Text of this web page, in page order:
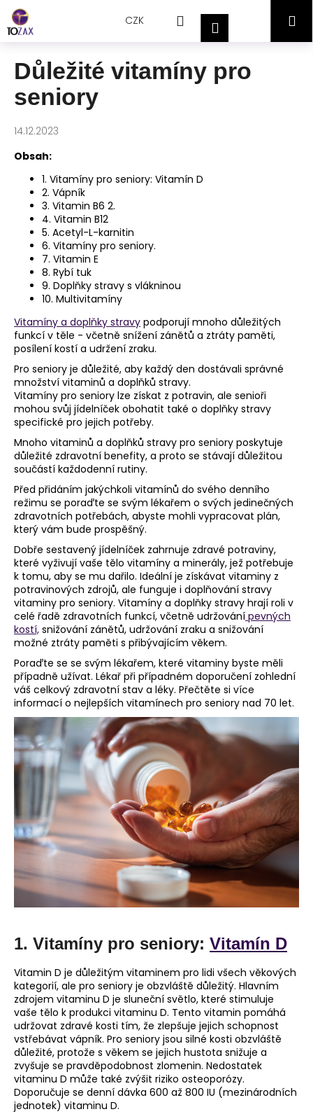
Přejít
obsah
CZK HledatPřihlášeníNákupní
Důležité vitamíny pro
seniory
14.12.2023
Obsah:
1. Vitamíny pro seniory: Vitamín D
2. Vápník
3. Vitamin B6 2.
4. Vitamin B12
5. Acetyl-L-karnitin
6. Vitamíny pro seniory.
7. Vitamin E
8. Rybí tuk
9. Doplňky stravy s vlákninou
10. Multivitamíny
Vitamíny a doplňky stravy podporují mnoho důležitých
funkcí v těle - včetně snížení zánětů a ztráty paměti,
posílení kostí a udržení zraku.
Pro seniory je důležité, aby každý den dostávali správné
množství vitaminů a doplňků stravy.
Vitamíny pro seniory lze získat z potravin, ale senioři
mohou svůj jídelníček obohatit také o doplňky stravy
specifické pro jejich potřeby.
Mnoho vitaminů a doplňků stravy pro seniory poskytuje
důležité zdravotní benefity, a proto se stávají důležitou
součástí každodenní rutiny.
Před přidáním jakýchkoli vitamínů do svého denního
režimu se poraďte se svým lékařem o svých jedinečných
zdravotních potřebách, abyste mohli vypracovat plán,
který vám bude prospěšný.
Dobře sestavený jídelníček zahrnuje zdravé potraviny,
které vyživují vaše tělo vitamíny a minerály, jež potřebuje
k tomu, aby se mu dařilo. Ideální je získávat vitaminy z
potravinových zdrojů, ale funguje i doplňování stravy
vitaminy pro seniory. Vitamíny a doplňky stravy hrají roli v
celé řadě zdravotních funkcí, včetně udržování pevných
kostí, snižování zánětů, udržování zraku a snižování
možné ztráty paměti s přibývajícím věkem.
Poraďte se se svým lékařem, které vitaminy byste měli
případně užívat. Lékař při případném doporučení zohlední
váš celkový zdravotní stav a léky. Přečtěte si více
informací o nejlepších vitamínech pro seniory nad 70 let.
1. Vitamíny pro seniory: Vitamín D
Vitamin D je důležitým vitaminem pro lidi všech věkových
kategorií, ale pro seniory je obzvláště důležitý. Hlavním
zdrojem vitaminu D je sluneční světlo, které stimuluje
vaše tělo k produkci vitaminu D. Tento vitamin pomáhá
udržovat zdravé kosti tím, že zlepšuje jejich schopnost
vstřebávat vápník. Pro seniory jsou silné kosti obzvláště
důležité, protože s věkem se jejich hustota snižuje a
zvyšuje se pravděpodobnost zlomenin. Nedostatek
vitaminu D může také zvýšit riziko osteoporózy.
Doporučuje se denní dávka 600 až 800 IU (mezinárodních
jednotek) vitaminu D.
o
C
o
o
t
n
a
j
í
t
?
HLEDAT
D
o
p
o
r
u
č
u
j
e
m
e